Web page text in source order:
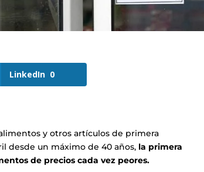
LinkedIn 0
y otros artículos de primera
desde un máximo de 40 años, la primera
de precios cada vez peores.